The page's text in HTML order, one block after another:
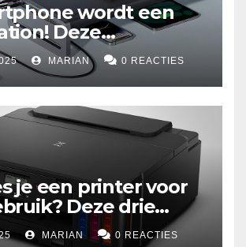
wordt een
Deze
zijn het
te kopen
MARIAN 0 REACTIES
je een printer voor
Deze drie
modellen zijn écht
MARIAN 0 REACTIES